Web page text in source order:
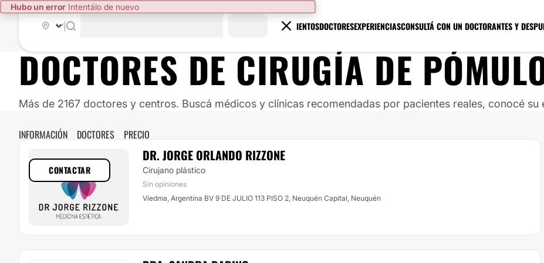
Hubo un error Intentálo de nuevo
TRATAMIENTOSDOCTORESEXPERIENCIASCONSULTÁ CON UN DOCTORANTES Y
DOCTORES DECIRUGÍA DE
Más de 2167 doctores y centros. Buscá médicos y clínicas recomendadas por pacientes reales, conocé
INFORMACIÓN DOCTORES PRECIO
DR. JORGE ORLANDO RIZZONE
Cirujano plástico
Sin opiniones
Viedma, Argentina BV 9 DE JULIO 113 PISO 2, Neuquén Capital, Neuquén
CONTACTAR